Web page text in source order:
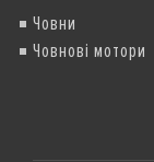
Човни
Човнові мотори